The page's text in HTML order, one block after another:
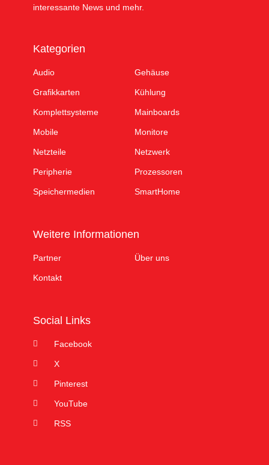
interessante News und mehr.
Kategorien
Audio Gehäuse
Grafikkarten Kühlung
Komplettsysteme Mainboards
Mobile Monitore
Netzteile Netzwerk
Peripherie Prozessoren
Speichermedien SmartHome
Weitere Informationen
Partner Über uns
Kontakt
Social Links
Facebook
X
Pinterest
YouTube
RSS